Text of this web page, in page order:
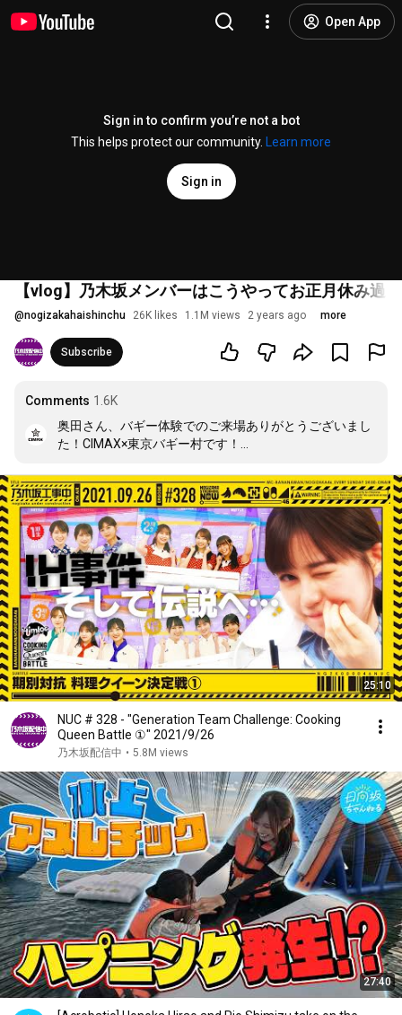
Open App
Sign in to confirm you’re not a bot
This helps protect our community.
Learn more
Sign in
【vlog】乃木坂メンバーはこうやってお正月休み過
@nogizakahaishinchu 26K likes 1.1M views 2 years ago more
Subscribe
Comments 1.6K
奥田さん、バギー体験でのご来場ありがとうございまし
た！CIMAX×東京バギー村です！
ても微笑ましかったです♪
次回はぜひ”全身泥まみれバギー”もお待ちしておりま
す！
25:10
NUC # 328 - "Generation Team Challenge: Cooking
Queen Battle ①" 2021/9/26
乃木坂配信中 • 5.8M views
27:40